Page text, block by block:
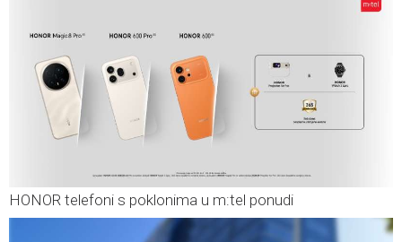
HONOR telefoni s poklonima u m:tel ponudi